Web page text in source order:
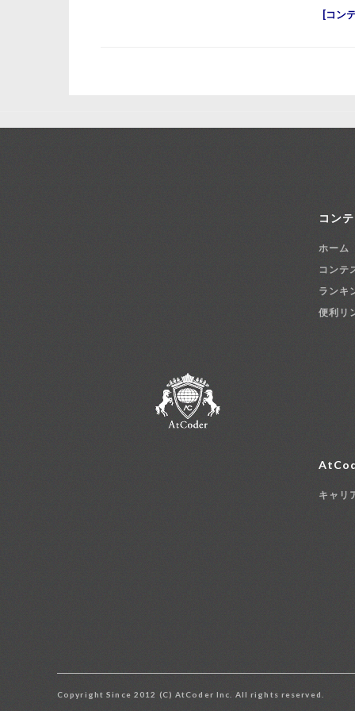
コン
コン
ホーム
コンテ
ランキ
便利リ
キャリ
Copyright Since 2012 (C) AtCoder Inc. All rights reserved.